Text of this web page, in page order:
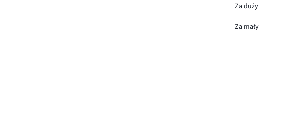
Za duży
Za mały